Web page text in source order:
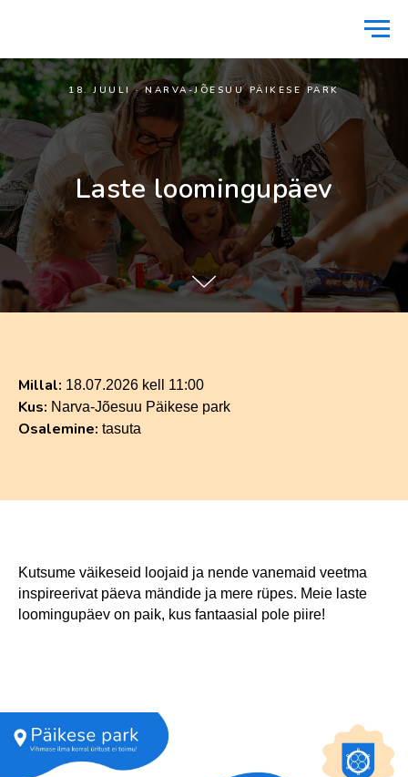
18. JUULI · NARVA-JÕESUU PÄIKESE PARK
Laste loomingupäev
Millal: 18.07.2026 kell 11:00
Kus: Narva-Jõesuu Päikese park
Osalemine: tasuta
Kutsume väikeseid loojaid ja nende vanemaid veetma
inspireerivat päeva mändide ja mere rüpes. Meie laste
loomingupäev on paik, kus fantaasial pole piire!